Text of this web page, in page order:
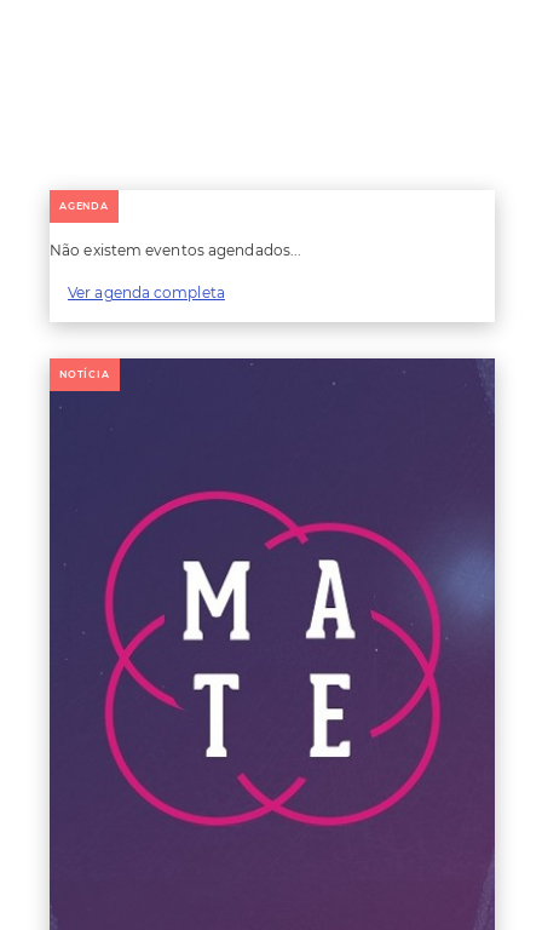
AGENDA
Não existem eventos agendados...
Ver agenda completa
NOTÍCIA